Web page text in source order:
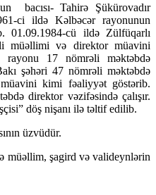
bacısı- Tahirə Şükürovadır
ci ildə Kəlbəcər rayonunun
01.09.1984-cü ildə Zülfüqarlı
müəllimi və direktor müavini
17 nömrəli məktəbdə
şəhəri 47 nömrəli məktəbdə
kimi fəaliyyət göstərib.
direktor vəzifəsində çalışır.
döş nişanı ilə təltif edilib.
üzvüdür.
müəllim, şagird və valideynlərin